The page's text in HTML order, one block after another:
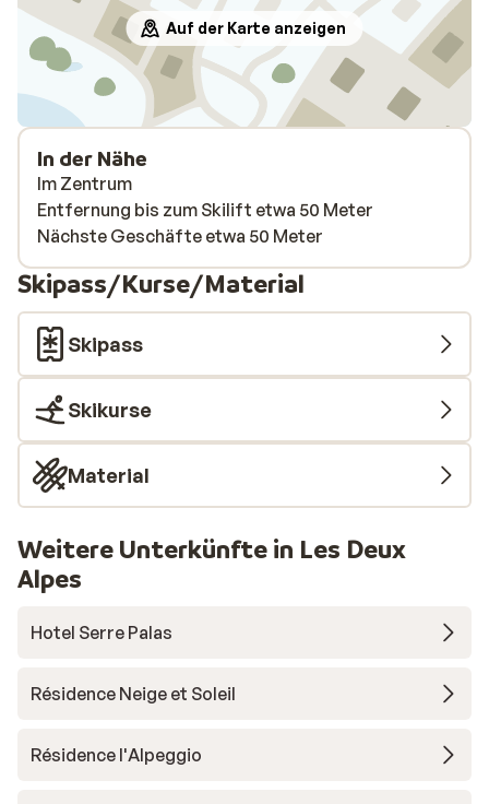
Auf der Karte anzeigen
In der Nähe
Im Zentrum
Entfernung bis zum Skilift etwa 50 Meter
Nächste Geschäfte etwa 50 Meter
Skipass/Kurse/Material
Skipass
Skikurse
Material
Weitere Unterkünfte in Les Deux
Alpes
Hotel Serre Palas
Résidence Neige et Soleil
Résidence l'Alpeggio